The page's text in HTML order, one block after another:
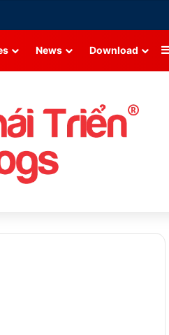
News Download